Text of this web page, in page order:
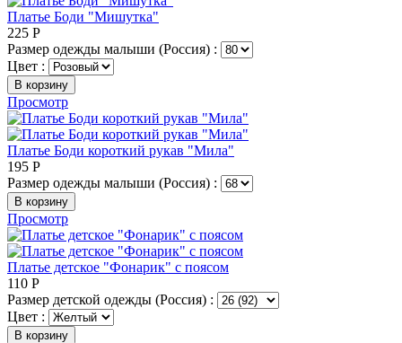
Платье Боди "Мишутка"
225 Р
Размер одежды малыши (Россия) :
Цвет :
В корзину
Просмотр
Платье Боди короткий рукав "Мила"
195 Р
Размер одежды малыши (Россия) :
В корзину
Просмотр
Платье детское "Фонарик" с поясом
110 Р
Размер детской одежды (Россия) :
Цвет :
В корзину